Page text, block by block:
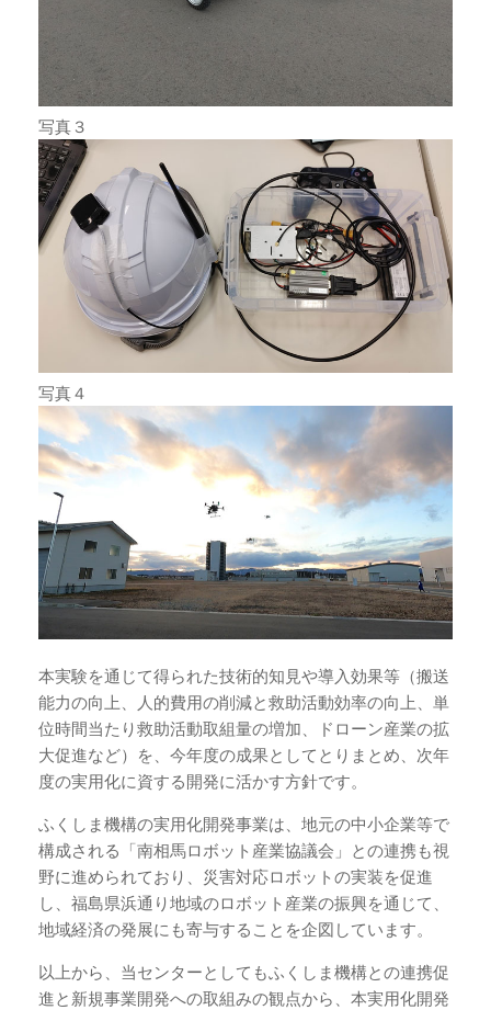
写真３
写真４
本実験を通じて得られた技術的知見や導入効果等（搬送
能力の向上、人的費用の削減と救助活動効率の向上、単
位時間当たり救助活動取組量の増加、ドローン産業の拡
大促進など）を、今年度の成果としてとりまとめ、次年
度の実用化に資する開発に活かす方針です。
ふくしま機構の実用化開発事業は、地元の中小企業等で
構成される「南相馬ロボット産業協議会」との連携も視
野に進められており、災害対応ロボットの実装を促進
し、福島県浜通り地域のロボット産業の振興を通じて、
地域経済の発展にも寄与することを企図しています。
以上から、当センターとしてもふくしま機構との連携促
進と新規事業開発への取組みの観点から、本実用化開発